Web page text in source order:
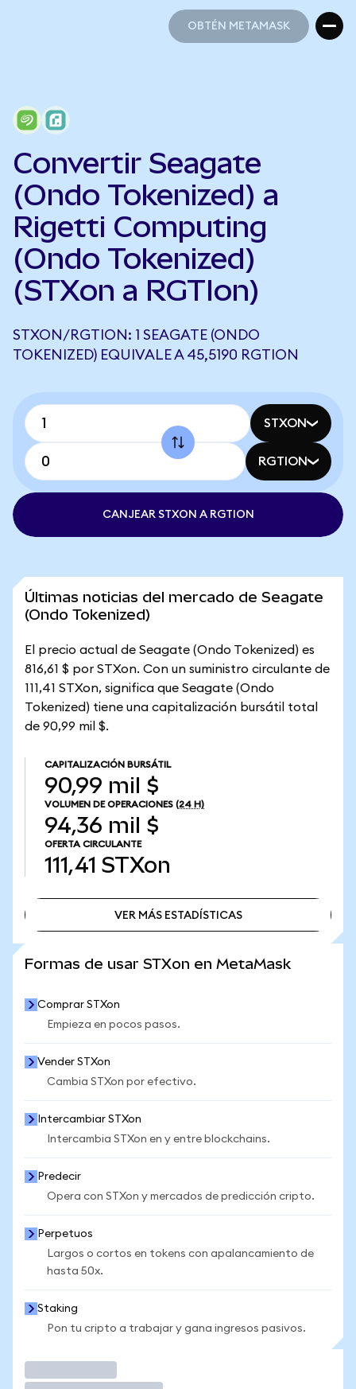
OBTÉN METAMASK
Convertir Seagate
(Ondo Tokenized) a
Rigetti Computing
(Ondo Tokenized)
(STXon a RGTIon)
STXON/RGTION: 1 SEAGATE (ONDO
TOKENIZED) EQUIVALE A 45,5190 RGTION
STXON
RGTION
CANJEAR STXON A RGTION
Últimas noticias del mercado de Seagate
(Ondo Tokenized)
El precio actual de Seagate (Ondo Tokenized) es
816,61 $ por STXon. Con un suministro circulante de
111,41 STXon, significa que Seagate (Ondo
Tokenized) tiene una capitalización bursátil total
de 90,99 mil $.
CAPITALIZACIÓN BURSÁTIL
90,99 mil $
VOLUMEN DE OPERACIONES (24 H)
94,36 mil $
OFERTA CIRCULANTE
111,41 STXon
VER MÁS ESTADÍSTICAS
Formas de usar STXon en MetaMask
Comprar STXon
Empieza en pocos pasos.
Vender STXon
Cambia STXon por efectivo.
Intercambiar STXon
Intercambia STXon en y entre blockchains.
Predecir
Opera con STXon y mercados de predicción cripto.
Perpetuos
Largos o cortos en tokens con apalancamiento de
hasta 50x.
Staking
Pon tu cripto a trabajar y gana ingresos pasivos.